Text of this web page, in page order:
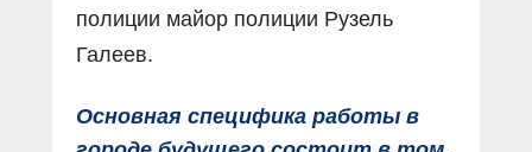
полиции майор полиции Рузель
Галеев.
Основная специфика работы в